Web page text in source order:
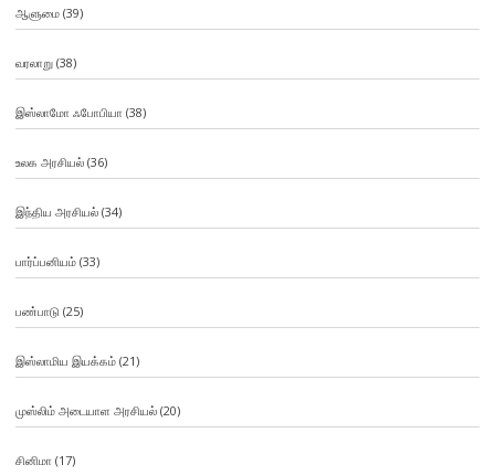
ஆளுமை(39)
வரலாறு(38)
இஸ்லாமோ ஃபோபியா (38)
உலக அரசியல்(36)
இந்திய அரசியல்(34)
பார்ப்பனியம்(33)
பண்பாடு(25)
இஸ்லாமிய இயக்கம்(21)
முஸ்லிம் அடையாள அரசியல்(20)
சினிமா (17)